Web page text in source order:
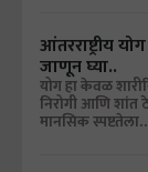
आंतरराष्ट्रीय
जाणून घ्या..
योग हा केवळ
निरोगी आणि शांत
मानसिक